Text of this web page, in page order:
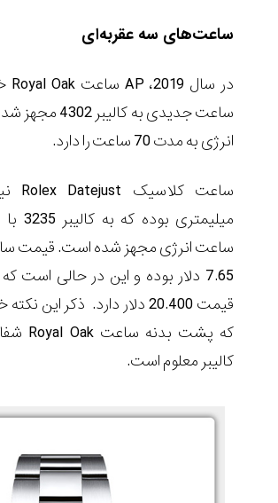
ساعت‌های سه عقربه‌ای
در سال 2019، AP ساعت Royal Oak
ساعت جدیدی به
انرژی به مدت 70 ساعت را دارد.
ساعت کلاسیک Rolex Datejust
ساعت انرژی مجهز شده است. قیمت
7.65 دلار بوده و این در حالی است که ساعت
قیمت 20.400 دلار دارد. ذکر
که پشت بدنه ساعتRoyal Oak
کالیبر معلوم است.